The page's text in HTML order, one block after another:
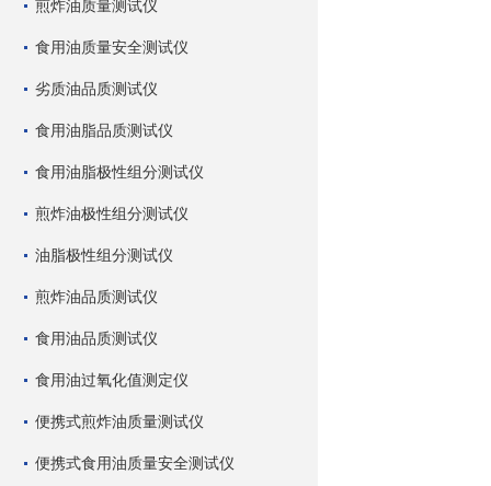
煎炸油质量测试仪
食用油质量安全测试仪
劣质油品质测试仪
食用油脂品质测试仪
食用油脂极性组分测试仪
煎炸油极性组分测试仪
油脂极性组分测试仪
煎炸油品质测试仪
食用油品质测试仪
食用油过氧化值测定仪
便携式煎炸油质量测试仪
便携式食用油质量安全测试仪